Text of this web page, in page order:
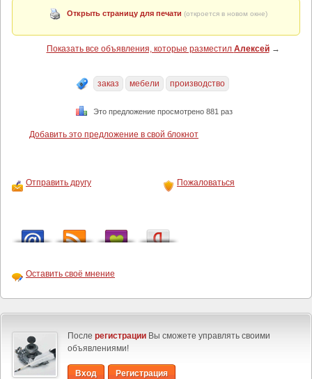
Открыть страницу для печати (откроется в новом окне)
Показать все объявления, которые разместил Алексей→
заказ мебели производство
Это предложение просмотрено 881 раз
Добавить это предложение в свой блокнот
Отправить другу Пожаловаться
Оставить своё мнение
После регистрации Вы сможете управлять своими
объявлениями!
Вход
Регистрация